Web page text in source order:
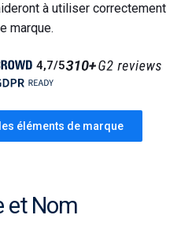
à utiliser correctement
marque.
4,7/5
éléments de marque
et Nom